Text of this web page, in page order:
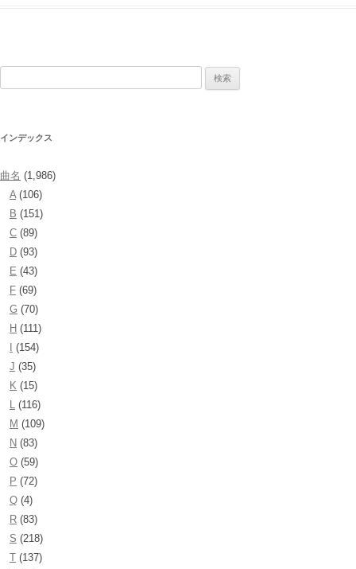
インデックス
曲名 (1,986)
A (106)
B (151)
C (89)
D (93)
E (43)
F (69)
G (70)
H (111)
(154)
J (35)
K (15)
(116)
M (109)
N (83)
O (59)
P (72)
Q (4)
R (83)
S (218)
T (137)